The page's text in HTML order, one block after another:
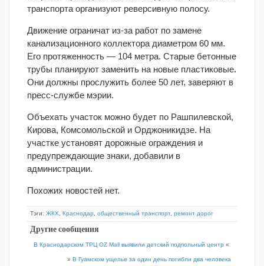
транспорта организуют реверсивную полосу.
Движение ограничат из-за работ по замене
канализационного коллектора диаметром 60 мм.
Его протяженность — 104 метра. Старые бетонные
трубы планируют заменить на новые пластиковые.
Они должны прослужить более 50 лет, заверяют в
пресс-службе мэрии.
Объехать участок можно будет по Рашпилевской,
Кирова, Комсомольской и Орджоникидзе. На
участке установят дорожные ограждения и
предупреждающие знаки, добавили в
администрации.
Похожих новостей нет.
Тэги: ЖКХ Краснодар общественный транспорт, ремонт дорог
Другие сообщения
В Краснодарском ТРЦ OZ Mall выявили детский подпольный центр «
» В Гуамском ущелье за один день погибли два человека